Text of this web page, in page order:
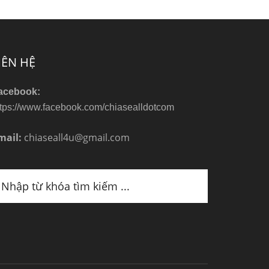
HỆ
www.facebook.com/chiasealldotcom
chiaseall4u@gmail.com